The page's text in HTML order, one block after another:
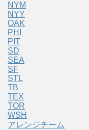
NYM
NYY
OAK
PHI
PIT
SD
SEA
SF
STL
TB
TEX
TOR
WSH
アレンジチーム